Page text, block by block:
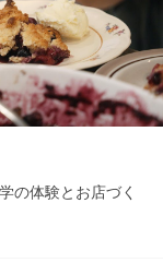
の体験とお店づく